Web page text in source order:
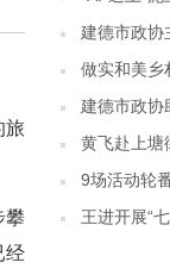
旅
攀
经
建德市政协
做实和美乡
建德市政协
黄飞赴上塘
9场活动轮
王进开展“